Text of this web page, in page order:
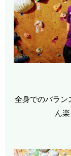
全身でのバラ
ん